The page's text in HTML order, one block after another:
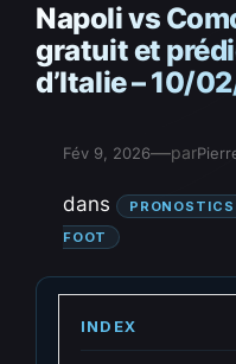
Napoli vs
gratuit et
d’Italie – 10/
Fév 9, 2026—par
dans
FOOT
INDEX